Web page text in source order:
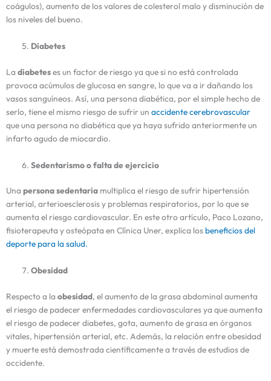
coágulos), aumento de los valores de colesterol malo y disminución de
los niveles del bueno.
Diabetes
La diabeteses un factor de riesgo ya que si no está controlada
provoca acúmulos de glucosa en sangre, lo que va a ir dañando los
vasos sanguíneos. Así, una persona diabética, por el simple hecho de
serlo, tiene el mismo riesgo de sufrir un accidente cerebrovascular
que una persona no diabética que ya haya sufrido anteriormente un
infarto agudo de miocardio.
Sedentarismo o falta de ejercicio
Una persona sedentaria multiplica el riesgo de sufrir hipertensión
arterial, arterioesclerosis y problemas respiratorios, por lo que se
aumenta el riesgo cardiovascular. En este otro artículo, Paco Lozano,
fisioterapeuta y osteópata en Clínica Uner, explica losbeneficios del
deporte para la salud.
Obesidad
Respecto a la obesidad, el aumento de la grasa abdominal aumenta
el riesgo de padecer enfermedades cardiovasculares ya que aumenta
el riesgo de padecer diabetes, gota, aumento de grasa en órganos
vitales, hipertensión arterial, etc. Además, la relación entre obesidad
y muerte está demostrada científicamente a través de estudios de
occidente.